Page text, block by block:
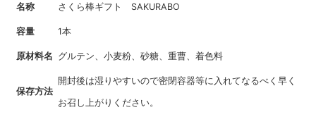
名称 さくら棒ギフト SAKURABO
容量 1本
原材料名 グルテン、小麦粉、砂糖、重曹、着色料
保存方法
開封後は湿りやすいので密閉容器等に入れてなるべく早く
お召し上がりください。